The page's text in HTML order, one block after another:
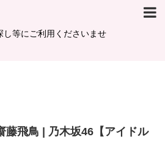
等にご利用くださいませ
藤飛鳥 | 乃木坂46【アイドル